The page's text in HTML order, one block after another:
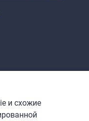
и схожие